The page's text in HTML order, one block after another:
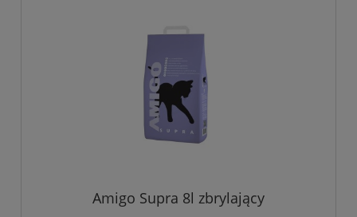
Amigo Supra 8l zbrylający